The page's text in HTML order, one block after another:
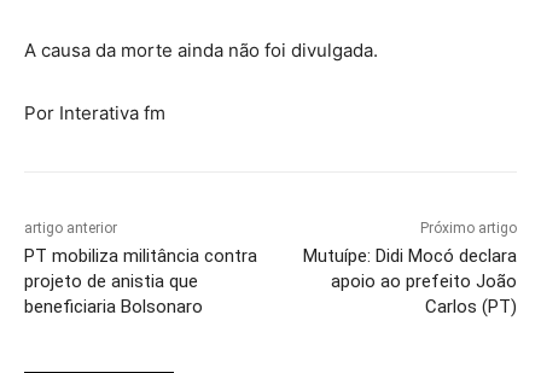
A causa da morte ainda não foi divulgada.
Por Interativa fm
artigo anterior
PT mobiliza militância contra
projeto de anistia que
beneficiaria Bolsonaro
Próximo artigo
Mutuípe: Didi Mocó declara
apoio ao prefeito João
Carlos (PT)